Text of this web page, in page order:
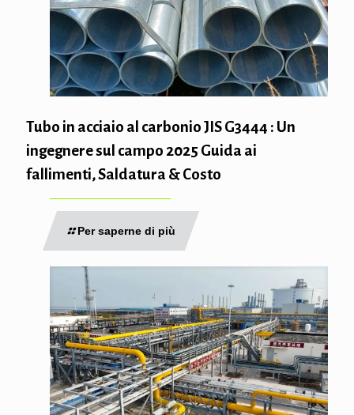
Tubo in acciaio al carbonio JIS G3444 : Un
ingegnere sul campo 2025 Guida ai
fallimenti, Saldatura & Costo
Per saperne di più